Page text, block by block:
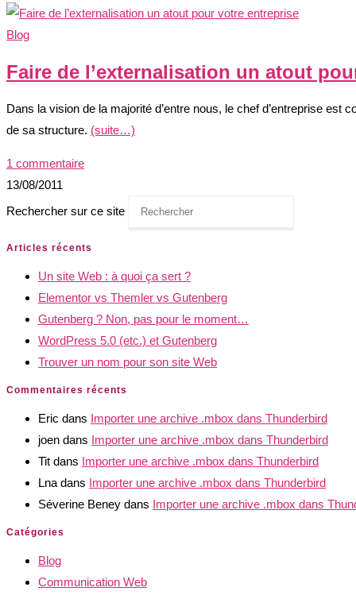
Blog
Faire de l’externalisation un atout
Dans la vision de la majorité d’entre nous, le chef d’entreprise est
de sa structure. (suite…)
1 commentaire
13/08/2011
Rechercher sur ce site
Articles récents
Un site Web : à quoi ça sert ?
Elementor vs Themler vs Gutenberg
Gutenberg ? Non, pas pour le moment…
WordPress 5.0 (etc.) et Gutenberg
Trouver un nom pour son site Web
Commentaires récents
Eric dans Importer une archive .mbox dans Thunderbird
joen dans Importer une archive .mbox dans Thunderbird
Tit dans Importer une archive .mbox dans Thunderbird
Lna dans Importer une archive .mbox dans Thunderbird
Séverine Beney dans Importer une archive .mbox dans
Catégories
Blog
Communication Web